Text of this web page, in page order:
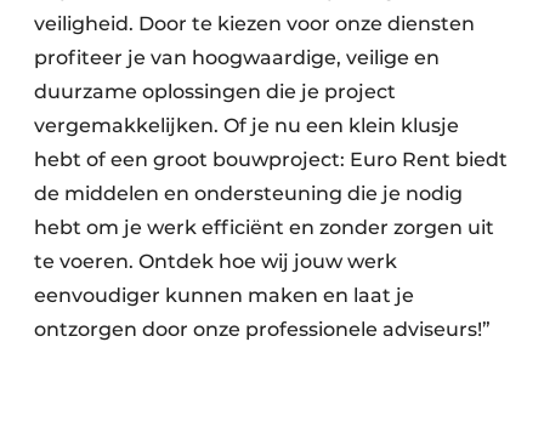
veiligheid. Door te kiezen voor onze diensten
profiteer je van hoogwaardige, veilige en
duurzame oplossingen die je project
vergemakkelijken. Of je nu een klein klusje
hebt of een groot bouwproject: Euro Rent biedt
de middelen en ondersteuning die je nodig
hebt om je werk efficiënt en zonder zorgen uit
te voeren. Ontdek hoe wij jouw werk
eenvoudiger kunnen maken en laat je
ontzorgen door onze professionele adviseurs!”